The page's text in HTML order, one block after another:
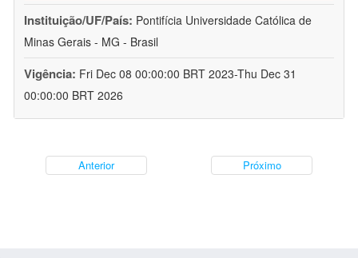
Instituição/UF/País: Pontifícia Universidade Católica de
Minas Gerais - MG - Brasil
Vigência: Fri Dec 08 00:00:00 BRT 2023-Thu Dec 31
00:00:00 BRT 2026
Anterior Próximo